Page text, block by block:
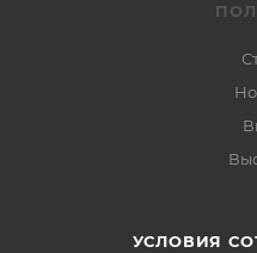
УСЛОВИЯ